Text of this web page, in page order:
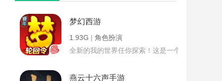
梦幻西游
1.93G | 角色扮演
全新的我的世界任你探索！这是一个小提示字段。
燕云十六声手游